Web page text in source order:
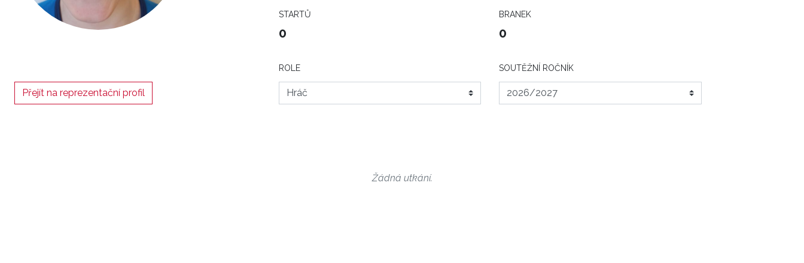
STARTŮ
0
BRANEK
0
Přejít na reprezentační profil
ROLE SOUTĚŽNÍ ROČNÍK
Žádná utkání.